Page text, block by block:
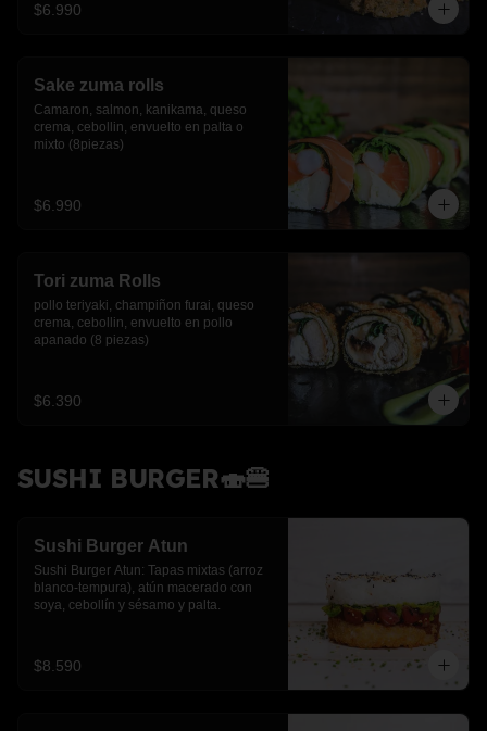
$6.990
Sake zuma rolls
Camaron, salmon, kanikama, queso
crema, cebollin, envuelto en palta o
mixto (8piezas)
$6.990
Tori zuma Rolls
pollo teriyaki, champiñon furai, queso
crema, cebollin, envuelto en pollo
apanado (8 piezas)
$6.390
SUSHI BURGER🍣🍔
Sushi Burger Atun
Sushi Burger Atun: Tapas mixtas (arroz
blanco-tempura), atún macerado con
soya, cebollín y sésamo y palta.
$8.590